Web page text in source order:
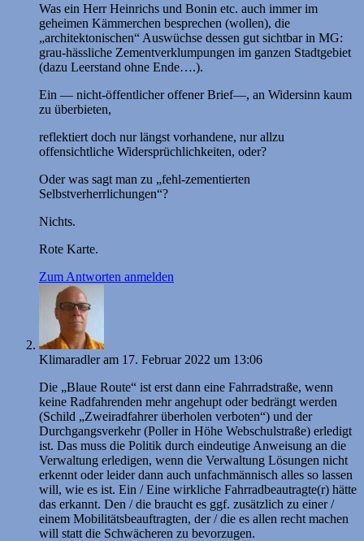
Was ein Herr Heinrichs und Bonin etc. auch immer im
geheimen Kämmerchen besprechen (wollen), die
„architektonischen“ Auswüchse dessen gut sichtbar in MG:
grau-hässliche Zementverklumpungen im ganzen Stadtgebiet
(dazu Leerstand ohne Ende….).
Ein — nicht-öffentlicher offener Brief—, an Widersinn kaum
zu überbieten,
reflektiert doch nur längst vorhandene, nur allzu
offensichtliche Widersprüchlichkeiten, oder?
Oder was sagt man zu „fehl-zementierten
Selbstverherrlichungen“?
Nichts.
Rote Karte.
Zum Antworten anmelden
Klimaradler am 17. Februar 2022 um 13:06
Die „Blaue Route“ ist erst dann eine Fahrradstraße, wenn
keine Radfahrenden mehr angehupt oder bedrängt werden
(Schild „Zweiradfahrer überholen verboten“) und der
Durchgangsverkehr (Poller in Höhe Webschulstraße) erledigt
ist. Das muss die Politik durch eindeutige Anweisung an die
Verwaltung erledigen, wenn die Verwaltung Lösungen nicht
erkennt oder leider dann auch unfachmännisch alles so lassen
will, wie es ist. Ein / Eine wirkliche Fahrradbeautragte(r) hätte
das erkannt. Den / die braucht es ggf. zusätzlich zu einer /
einem Mobilitätsbeauftragten, der / die es allen recht machen
will statt die Schwächeren zu bevorzugen.